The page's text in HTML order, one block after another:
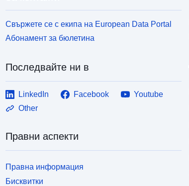
Свържете се с екипа на European Data Portal
Абонамент за бюлетина
Последвайте ни в
LinkedIn Facebook
Youtube
Other
Правни аспекти
Правна информация
Бисквитки